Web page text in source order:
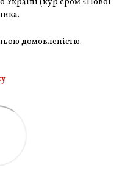
домовленістю.